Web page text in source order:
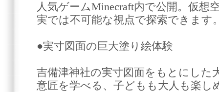
人気ゲームMinecraft内で公開。仮想
実では不可能な視点で探索できます
●実寸図面の巨大塗り絵体験
吉備津神社の実寸図面をもとにした
意匠を学べる、子どもも大人も楽し